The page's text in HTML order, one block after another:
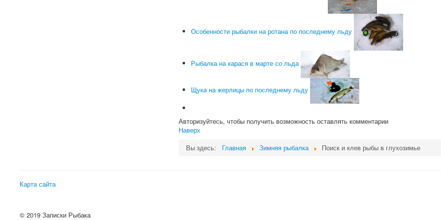
Особенности рыбалки на ротана по последнему льду
Рыбалка на карася в марте со льда
Щука на жерлицы по последнему льду
Авторизуйтесь, чтобы получить возможность оставлять комментарии
Наверх
Вы здесь:
Главная Зимняя рыбалка Поиск и клев рыбы в глухозимье
Карта сайта
© 2019 Записки Рыбака